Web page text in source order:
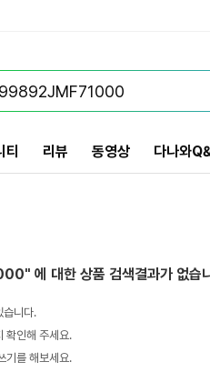
티 리뷰 동영상 다나와
에 대한 상품 검색결과가 없습
습니다.
확인해 주세요.
기를 해보세요.